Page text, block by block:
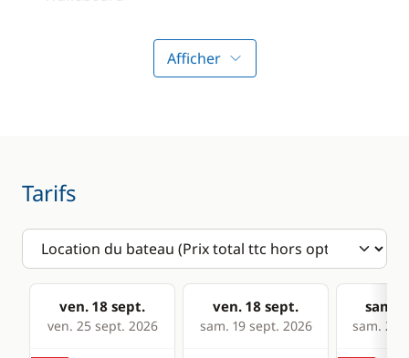
Cuisine
Confort
Afficher
Tarifs
ven. 18 sept.
ven. 25 sept. 2026
ven. 18 sept.
sam. 19 sept. 2026
sam.
sam. 26